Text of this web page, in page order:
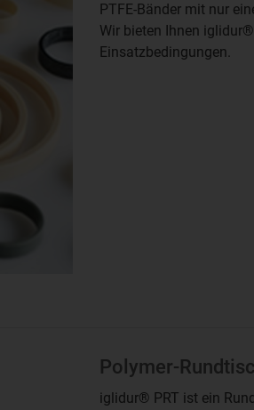
PTFE-Bänder mit nur
Wir bieten Ihnen
Einsatzbedingungen.
Polymer-
iglidur® PRT ist ein